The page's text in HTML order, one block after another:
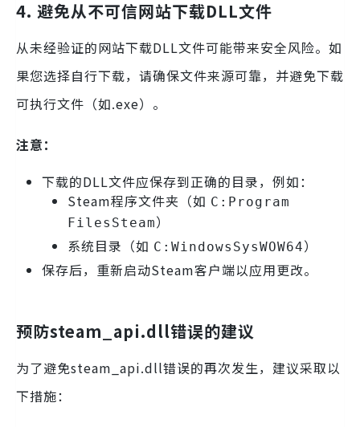
4. 避免从不可信网站下载DLL文件
从未经验证的网站下载DLL文件可能带来安全风险。如
果您选择自行下载，请确保文件来源可靠，并避免下载
可执行文件（如.exe）。
注意：
下载的DLL文件应保存到正确的目录，例如：
Steam程序文件夹（如 C:Program
FilesSteam）
系统目录（如 C:WindowsSysWOW64）
保存后，重新启动Steam客户端以应用更改。
预防steam_api.dll错误的建议
为了避免steam_api.dll错误的再次发生，建议采取以
下措施：